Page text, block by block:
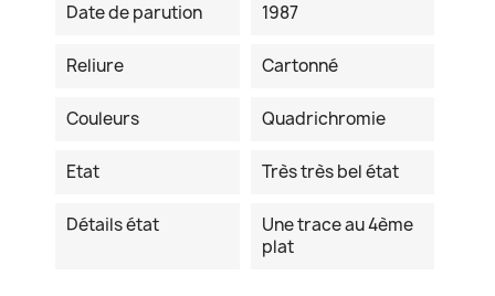
Date de parution 1987
Reliure Cartonné
Couleurs Quadrichromie
Etat Très très bel état
Détails état
Une trace au 4ème
plat